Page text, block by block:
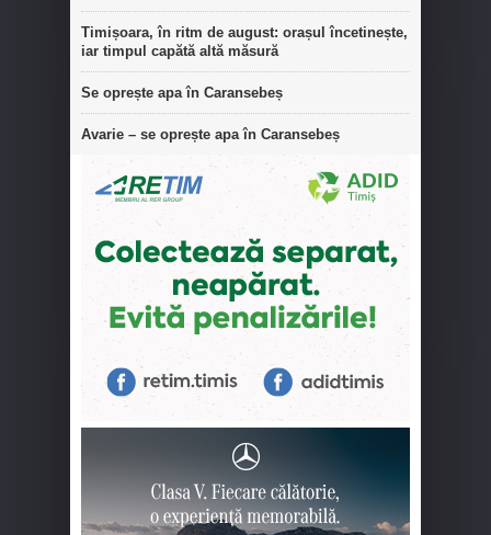
Timișoara, în ritm de august: orașul încetinește,
iar timpul capătă altă măsură
Se oprește apa în Caransebeș
Avarie – se oprește apa în Caransebeș